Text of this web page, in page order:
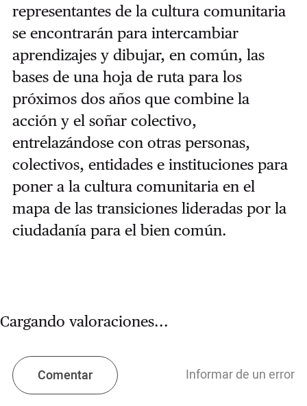
representantes de la cultura comunitaria
se encontrarán para intercambiar
aprendizajes y dibujar, en común, las
bases de una hoja de ruta para los
próximos dos años que combine la
acción y el soñar colectivo,
entrelazándose con otras personas,
colectivos, entidades e instituciones para
poner a la cultura comunitaria en el
mapa de las transiciones lideradas por la
ciudadanía para el bien común.
Cargando valoraciones...
Comentar Informar de un error